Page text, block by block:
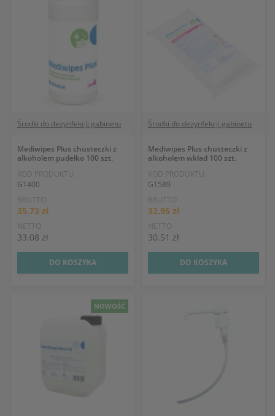
Środki do dezynfekcji gabinetu
Mediwipes Plus chusteczki z
alkoholem pudełko 100 szt.
KOD PRODUKTU:
G1400
BRUTTO
35.73 zł
NETTO
33.08 zł
DO KOSZYKA
Środki do dezynfekcji gabinetu
Mediwipes Plus chusteczki z
alkoholem wkład 100 szt.
KOD PRODUKTU:
G1589
BRUTTO
32.95 zł
NETTO
30.51 zł
DO KOSZYKA
NOWOŚĆ